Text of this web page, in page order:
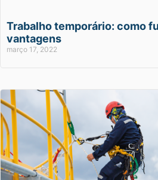
Trabalho temporário: como
vantagens
março 17, 2022